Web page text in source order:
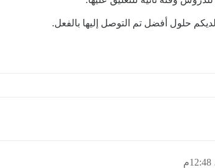
حلول أفضل تم التوصل إليها بالفعل.